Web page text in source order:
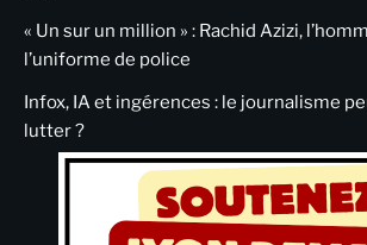
« Un sur un million » : Rachid Azizi,
l’uniforme de police
Infox, IA et ingérences : le journalisme
lutter ?